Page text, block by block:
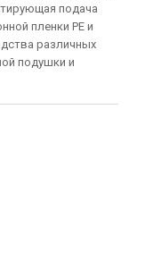
подача
пленки PE и
различных
подушки и